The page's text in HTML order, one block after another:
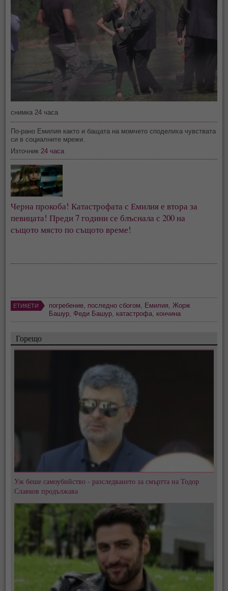
снимка 24 часа
По-рано Емилия както и бащата на момчето споделиха чувствата
си в социалните мрежи.
Източник24 часа
Черна прокоба! Катастрофата с Емилия е втора за
певицата! Преди 7 години се блъснала с 200 на
същото място по същото време!
ЕТИКЕТИ погребение, последно сбогом, Емилия,Жорж
Башур, Феди Башур, катастрофа, кончина
Горещо
Уж беше самоубийство - разследването за смъртта на Тодор
Славков продължава